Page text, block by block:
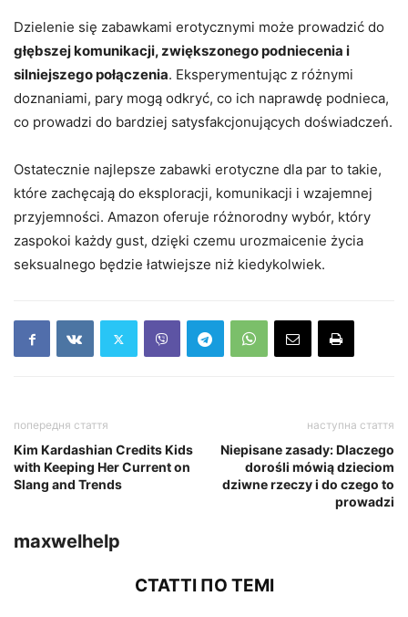
Dzielenie się zabawkami erotycznymi może prowadzić do
głębszej komunikacji, zwiększonego podniecenia i
silniejszego połączenia. Eksperymentując z różnymi
doznaniami, pary mogą odkryć, co ich naprawdę podnieca,
co prowadzi do bardziej satysfakcjonujących doświadczeń.
Ostatecznie najlepsze zabawki erotyczne dla par to takie,
które zachęcają do eksploracji, komunikacji i wzajemnej
przyjemności. Amazon oferuje różnorodny wybór, który
zaspokoi każdy gust, dzięki czemu urozmaicenie życia
seksualnego będzie łatwiejsze niż kiedykolwiek.
попередня стаття
Kim Kardashian Credits Kids
with Keeping Her Current on
Slang and Trends
наступна стаття
Niepisane zasady: Dlaczego
dorośli mówią dzieciom
dziwne rzeczy i do czego to
prowadzi
maxwelhelp
СТАТТІ ПО ТЕМІ